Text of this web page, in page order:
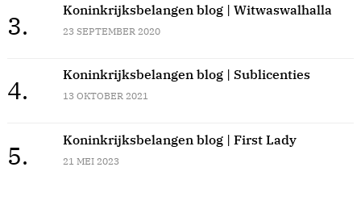
3.
Koninkrijksbelangen blog | Witwaswalhalla
23 SEPTEMBER 2020
4.
Koninkrijksbelangen blog | Sublicenties
13 OKTOBER 2021
5.
Koninkrijksbelangen blog | First Lady
21 MEI 2023